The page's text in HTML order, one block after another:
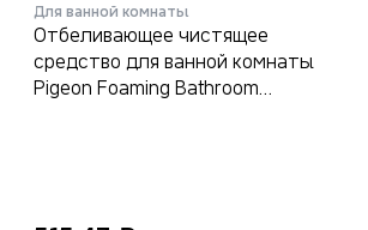
Для ванной комнаты
Отбеливающее чистящее
средство для ванной комнаты
Pigeon Foaming Bathroom